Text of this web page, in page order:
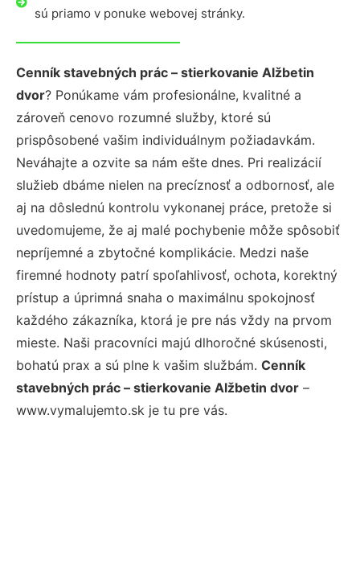
sú priamo v ponuke webovej stránky.
Cenník stavebných prác – stierkovanie Alžbetin
dvor? Ponúkame vám profesionálne, kvalitné a
zároveň cenovo rozumné služby, ktoré sú
prispôsobené vašim individuálnym požiadavkám.
Neváhajte a ozvite sa nám ešte dnes. Pri realizácií
služieb dbáme nielen na precíznosť a odbornosť, ale
aj na dôslednú kontrolu vykonanej práce, pretože si
uvedomujeme, že aj malé pochybenie môže spôsobiť
nepríjemné a zbytočné komplikácie. Medzi naše
firemné hodnoty patrí spoľahlivosť, ochota, korektný
prístup a úprimná snaha o maximálnu spokojnosť
každého zákazníka, ktorá je pre nás vždy na prvom
mieste. Naši pracovníci majú dlhoročné skúsenosti,
bohatú prax a sú plne k vašim službám. Cenník
stavebných prác – stierkovanie Alžbetin dvor –
www.vymalujemto.sk je tu pre vás.